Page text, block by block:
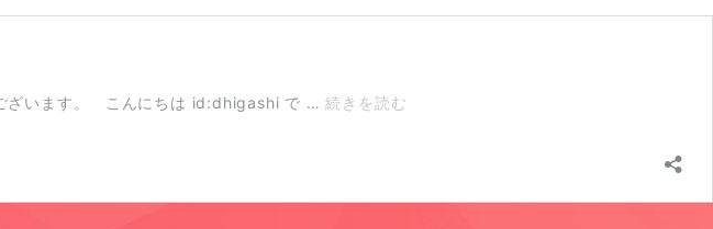
ございます。 こんにちは id:dhigashi で …続きを読む